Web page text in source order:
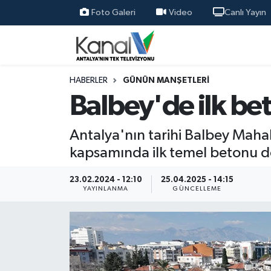
Foto Galeri Video Canlı Yayın
HABERLER GÜNÜN MANŞETLERI
Balbey'de ilk
Antalya'nın tarihi Balbey
kapsamında ilk temel betonu
23.02.2024 - 12:10
YAYINLANMA
25.04.2025 - 14:15
GÜNCELLEME
Ana Haber
Antalya Haber
Günün Manşetleri
Haber Kuşakları
Nöbetçi Eczaneler
Hava Durumu
Trafik Durumu
Süper Lig Puan Durumu ve Fikstür
Haber Arşivi